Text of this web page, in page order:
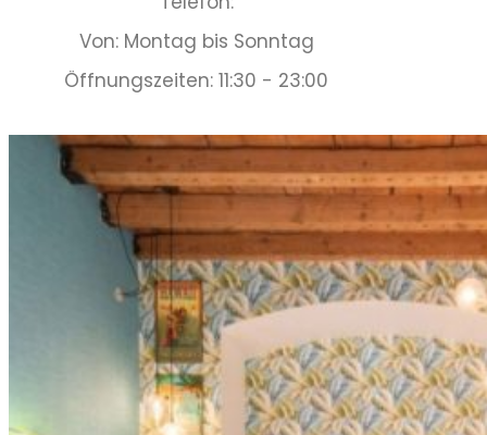
Von: Montag bis Sonntag
Öffnungszeiten: 11:30 - 23:00